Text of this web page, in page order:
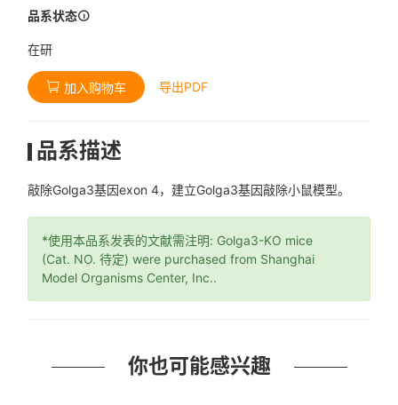
品系状态
在研
加入购物车 导出PDF
品系描述
敲除Golga3基因exon 4，建立Golga3基因敲除小鼠模型。
*使用本品系发表的文献需注明: Golga3-KO mice
(Cat. NO. 待定) were purchased from Shanghai
Model Organisms Center, Inc..
你也可能感兴趣